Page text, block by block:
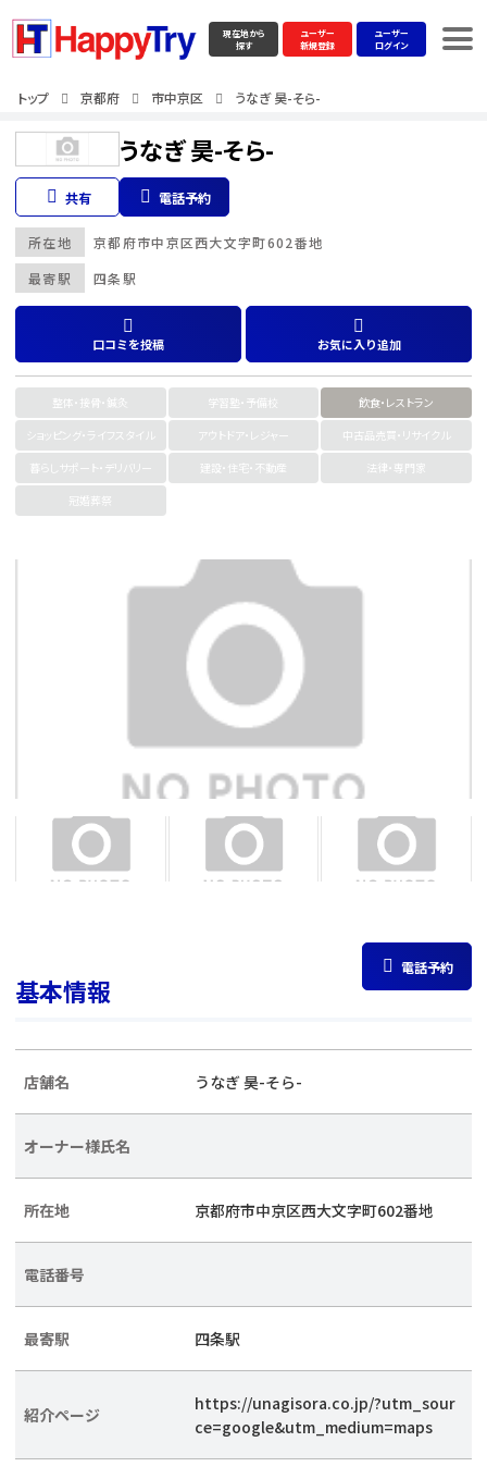
現在地から
探す
ユーザー
新規登録
ユーザー
ログイン
トップ 京都府 市中京区 うなぎ 昊-そら-
うなぎ 昊-そら-
共有 電話予約
最寄駅 四条駅
所在地 京都府市中京区西大文字町602番地
口コミを投稿 お気に入り追加
整体・接骨・鍼灸 学習塾・予備校
飲食・レストラン
ショッピング・ライフスタイル
アウトドア・レジャー
中古品売買・リサイクル
暮らしサポート・デリバリー
建設・住宅・不動産
法律・専門家
冠婚葬祭
電話予約
基本情報
店舗名 うなぎ 昊-そら-
オーナー様氏名
所在地 京都府市中京区西大文字町602番地
電話番号
最寄駅 四条駅
紹介ページ
https://unagisora.co.jp/?utm_sour
ce=google&utm_medium=maps